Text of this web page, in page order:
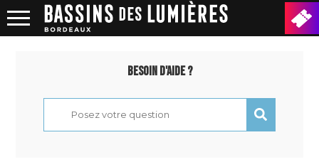
BESOIN D'AIDE ?